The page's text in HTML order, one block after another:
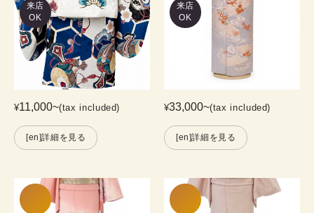
来店
OK
¥11,000~(tax included)
[en]詳細を見る
来店
OK
¥33,000~(tax included)
[en]詳細を見る